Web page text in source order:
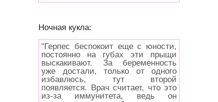
Ночная кукла:
"Герпес беспокоит еще с юности,
постоянно на губах эти прыщи
выскакивают. За беременность
уже достали, только от одного
избавлюсь, тут второй
появляется. Врач считает, что это
из-за иммунитета, ведь он